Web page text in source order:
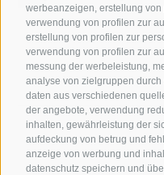
werbeanzeigen, erstellung
verwendung von profilen zur
erstellung von profilen zur
verwendung von profilen zur
messung der werbeleistung,
analyse von zielgruppen
daten aus verschiedenen
der angebote, verwendung
inhalten, gewährleistung der
aufdeckung von betrug und
anzeige von werbung und
datenschutz speichern und